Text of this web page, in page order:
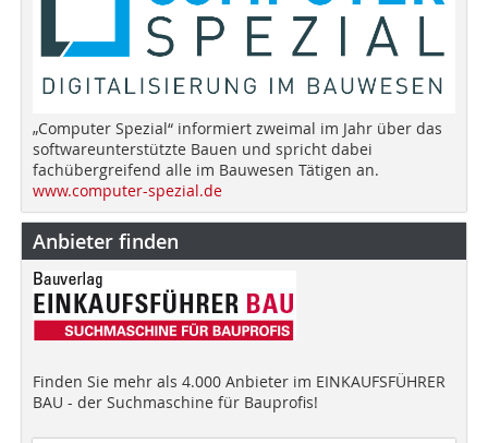
„Computer Spezial“ informiert zweimal im Jahr über das
softwareunterstützte Bauen und spricht dabei
fachübergreifend alle im Bauwesen Tätigen an.
www.computer-spezial.de
Anbieter finden
Finden Sie mehr als 4.000 Anbieter im EINKAUFSFÜHRER
BAU - der Suchmaschine für Bauprofis!